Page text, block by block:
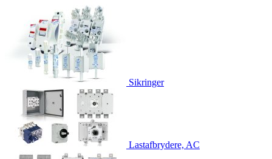
Sikringer
Lastafbrydere, AC